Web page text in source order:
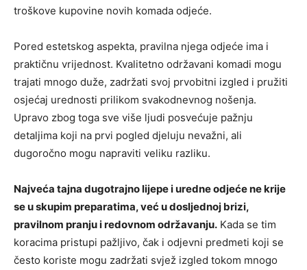
troškove kupovine novih komada odjeće.
Pored estetskog aspekta, pravilna njega odjeće ima i
praktičnu vrijednost. Kvalitetno održavani komadi mogu
trajati mnogo duže, zadržati svoj prvobitni izgled i pružiti
osjećaj urednosti prilikom svakodnevnog nošenja.
Upravo zbog toga sve više ljudi posvećuje pažnju
detaljima koji na prvi pogled djeluju nevažni, ali
dugoročno mogu napraviti veliku razliku.
Najveća tajna dugotrajno lijepe i uredne odjeće ne krije
se u skupim preparatima, već u dosljednoj brizi,
pravilnom pranju i redovnom održavanju. Kada se tim
koracima pristupi pažljivo, čak i odjevni predmeti koji se
često koriste mogu zadržati svjež izgled tokom mnogo